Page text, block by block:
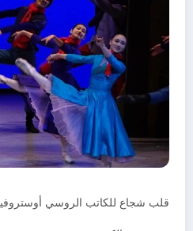
قلب شجاع للكاتب الروسي